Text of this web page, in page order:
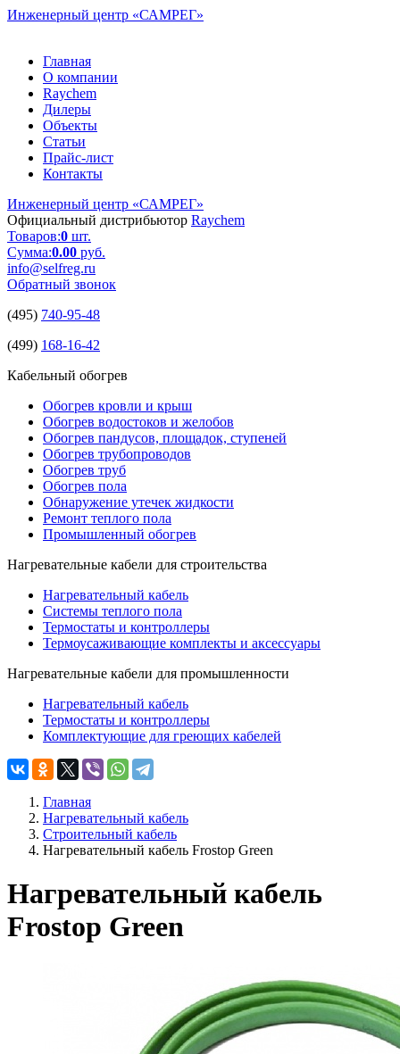
Инженерный центр «САМРЕГ»
Главная
О компании
Raychem
Дилеры
Объекты
Статьи
Прайс-лист
Контакты
Инженерный центр «САМРЕГ»
Официальный дистрибьютор Raychem
Товаров:0 шт.
Сумма:0.00 руб.
info@selfreg.ru
Обратный звонок
(495) 740-95-48
(499) 168-16-42
Кабельный обогрев
Обогрев кровли и крыш
Обогрев водостоков и желобов
Обогрев пандусов, площадок, ступеней
Обогрев трубопроводов
Обогрев труб
Обогрев пола
Обнаружение утечек жидкости
Ремонт теплого пола
Промышленный обогрев
Нагревательные кабели для строительства
Нагревательный кабель
Системы теплого пола
Термостаты и контроллеры
Термоусаживающие комплекты и аксессуары
Нагревательные кабели для промышленности
Нагревательный кабель
Термостаты и контроллеры
Комплектующие для греющих кабелей
Главная
Нагревательный кабель
Строительный кабель
Нагревательный кабель Frostop Green
Нагревательный кабель
Frostop Green